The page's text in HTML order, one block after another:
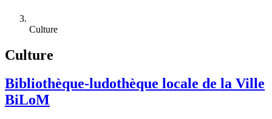
Culture
Culture
Bibliothèque-ludothèque locale de la Ville
BiLoM